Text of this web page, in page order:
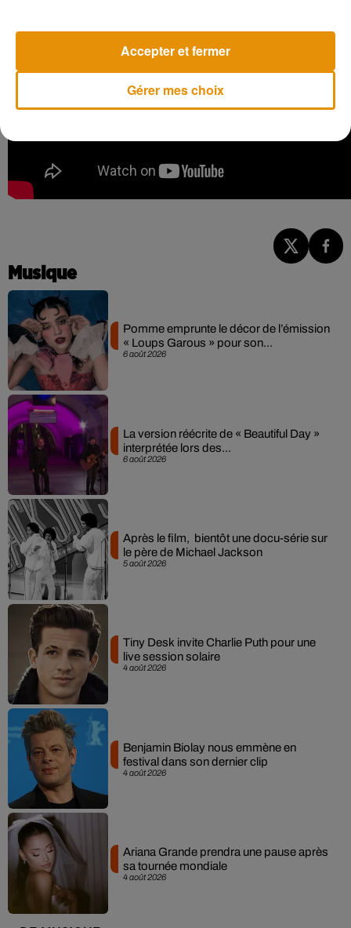
Musique
6 août 2026
Pomme emprunte le décor de l’émission
« Loups Garous » pour son...
6 août 2026
La version réécrite de « Beautiful Day »
interprétée lors des...
5 août 2026
Après le film, bientôt une docu-série sur
le père de Michael Jackson
4 août 2026
Tiny Desk invite Charlie Puth pour une
live session solaire
4 août 2026
Benjamin Biolay nous emmène en
festival dans son dernier clip
4 août 2026
Ariana Grande prendra une pause après
sa tournée mondiale
Gérer mes choix
Accepter et fermer